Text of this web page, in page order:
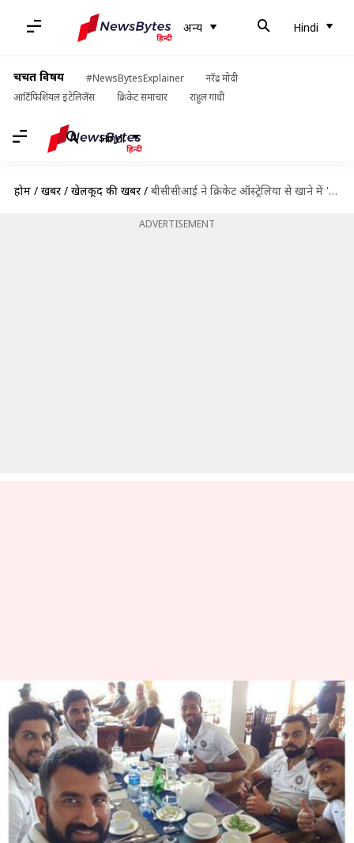
अन्य Hindi
चर्चित विषय #NewsBytesExplainer
नरेंद्र मोदी
आर्टिफिशियल इंटेलिजेंस
क्रिकेट समाचार राहुल गांधी
Hindi
होम / खबरें / खेलकूद की खबरें / बीसीसीआई ने क्रिकेट ऑस्ट्रेलिया से खाने में 'बीफ' न शामिल करने की सिफारिश की
ADVERTISEMENT
बीसीसीआई ने क्रिकेट ऑस्ट्रेलिया से
खाने में 'बीफ' न शामिल करने की
सिफारिश की
लेखन मोहम्मद वाहिद Nov 01, 2018 04:45 pm
क्या है खबर?